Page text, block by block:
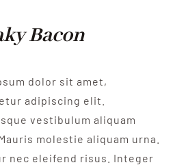
Bacon
dolor sit amet,
adipiscing elit.
vestibulum aliquam
molestie aliquam urna.
nec eleifend risus. Integer